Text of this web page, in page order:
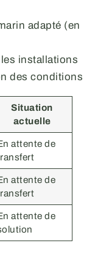
adapté (en
installations
des conditions
Situation
actuelle
attente de
attente de
attente de